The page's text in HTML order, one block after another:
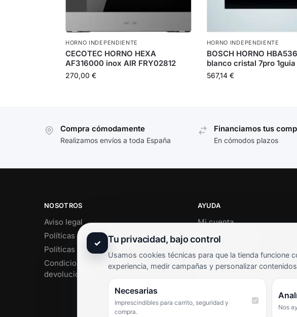
HORNO INDEPENDIENTE
CECOTEC HORNO HEXA
AF316000 inox AIR FRY02812
270,00 €
HORNO INDEPENDIENTE
BOSCH HORNO
blanco cristal 7pro 1guia
567,14 €
Compra cómodamente
Realizamos envíos a toda España
Financiamos tus
En cómodos plazos
NOSOTROS
Aviso legal
Políticas de privacidad
Políticas de cookies
Condiciones de envío y
devoluciones
AYUDA
Mi cuenta
Soporte al cliente
Términos y condiciones
Preguntas frecuentes
✓ Tu privacidad, bajo control
Usamos cookies técnicas para que la tienda funcione
experiencia, medir campañas y personalizar
Necesarias
Imprescindibles para carrito, seguridad y
compra.
Nos